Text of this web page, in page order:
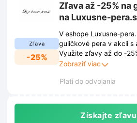
Zľava
-25%
Zľava až -25% na
na Luxusne-
V eshope Luxusne-
guličkové pera v akcii s
Využite zľavy až do -
a doprajte si luxusné
Zobraziť viac
Platí do odvolania
Získajte zľavu